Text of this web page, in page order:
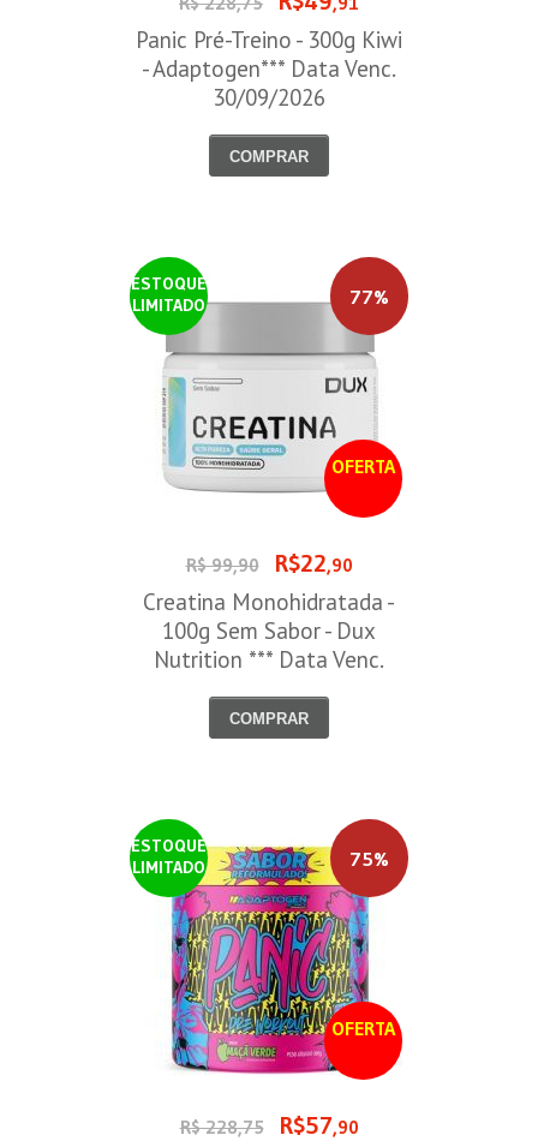
Panic Pré-Treino - 300g Kiwi
- Adaptogen*** Data Venc.
30/09/2026
COMPRAR
ESTOQUE
LIMITADO
OFERTA
77%
R$ 99,90 R$22,90
Creatina Monohidratada -
100g Sem Sabor - Dux
Nutrition *** Data Venc.
COMPRAR
ESTOQUE
LIMITADO
OFERTA
75%
R$ 228,75 R$57,90